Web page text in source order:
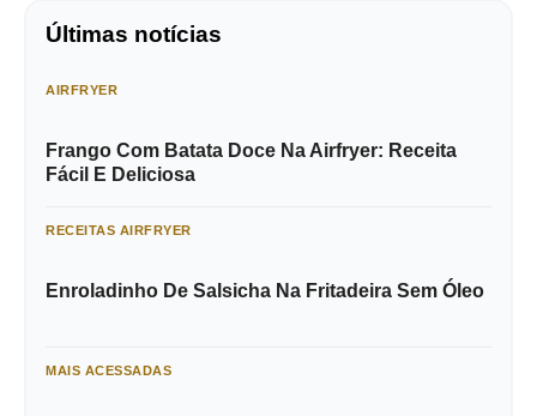
Últimas notícias
AIRFRYER
Frango Com Batata Doce Na Airfryer: Receita
Fácil E Deliciosa
RECEITAS AIRFRYER
Enroladinho De Salsicha Na Fritadeira Sem Óleo
MAIS ACESSADAS